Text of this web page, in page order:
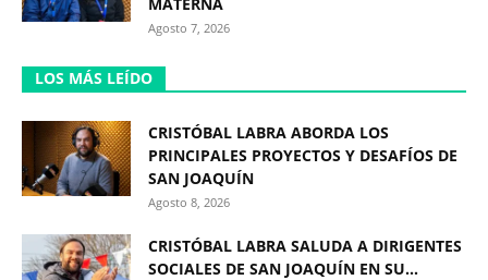
Agosto 7, 2026
LOS MÁS LEÍDO
CRISTÓBAL LABRA ABORDA LOS
PRINCIPALES PROYECTOS Y DESAFÍOS DE
SAN JOAQUÍN
Agosto 8, 2026
CRISTÓBAL LABRA SALUDA A DIRIGENTES
SOCIALES DE SAN JOAQUÍN EN SU...